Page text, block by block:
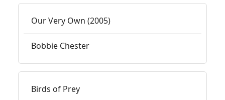
Our Very Own (2005)
Bobbie Chester
Birds of Prey